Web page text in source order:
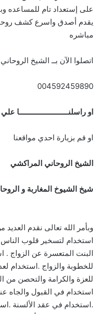
على إستعداد تام للمساعده
يقدم أصدق واسرع كشف
مباشره
اتصلوا الآن بــ الشيخ
004592459890
او راسلنــــــــــــــــــــــــا
او قم بزيارة احدي مواقعنا
الشيخ الروحاني المراكشي
شيخ الشيوخ المغاربة و
وبأمر الله تعالى نقدم العديد
استخدام لتسخير قلوب الناس
للخطوبة والزواج .استخدام
للعزة والكرامة والتحصن
استخدام في القبول والجاه
.استخدام في عقد الألسنة